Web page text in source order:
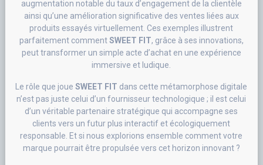
augmentation notable du taux d’engagement de la clientèle
ainsi qu’une amélioration significative des ventes liées aux
produits essayés virtuellement. Ces exemples illustrent
parfaitement commentSWEET FIT, grâce à ses innovations,
peut transformer un simple acte d’achat en une expérience
immersive et ludique.
Le rôle que joueSWEET FIT dans cette métamorphose digitale
n’est pas juste celui d’un fournisseur technologique ; il est celui
d’un véritable partenaire stratégique qui accompagne ses
clients vers un futur plus interactif et écologiquement
responsable. Et si nous explorions ensemble comment votre
marque pourrait être propulsée vers cet horizon innovant ?